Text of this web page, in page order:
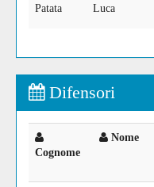
Patata Luca
Difensori
Cognome
Nome